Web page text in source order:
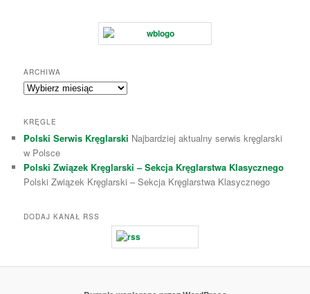
ARCHIWA
A
h
i
w
a
KRĘGLE
Polski Serwis Kręglarski Najbardziej aktualny serwis kręglarski
w Polsce
Polski Związek Kręglarski – Sekcja Kręglarstwa Klasycznego
Polski Związek Kręglarski – Sekcja Kręglarstwa Klasycznego
DODAJ KANAŁ RSS